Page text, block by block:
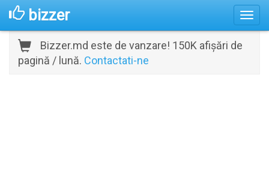
bizzer
Bizzer.md este de vanzare! 150K afișări de
pagină / lună. Contactati-ne